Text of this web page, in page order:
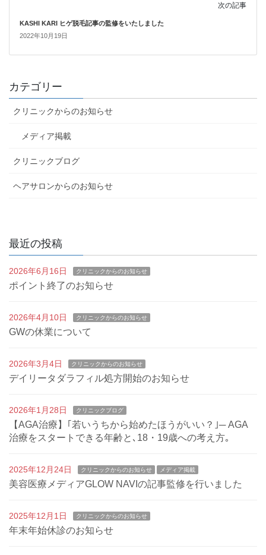
次の記事
KASHI KARI ヒゲ脱毛記事の監修をいたしました
2022年10月19日
カテゴリー
クリニックからのお知らせ
メディア掲載
クリニックブログ
ヘアサロンからのお知らせ
最近の投稿
2026年6月16日 クリニックからのお知らせ
ポイント終了のお知らせ
2026年4月10日 クリニックからのお知らせ
GWの休業について
2026年3月4日 クリニックからのお知らせ
デイリータダラフィル処方開始のお知らせ
2026年1月28日 クリニックブログ
【AGA治療】｢若いうちから始めたほうがいい？｣─ AGA
治療をスタートできる年齢と､18・19歳への考え方｡
2025年12月24日 クリニックからのお知らせ メディア掲載
美容医療メディアGLOW NAVIの記事監修を行いました
2025年12月1日 クリニックからのお知らせ
年末年始休診のお知らせ